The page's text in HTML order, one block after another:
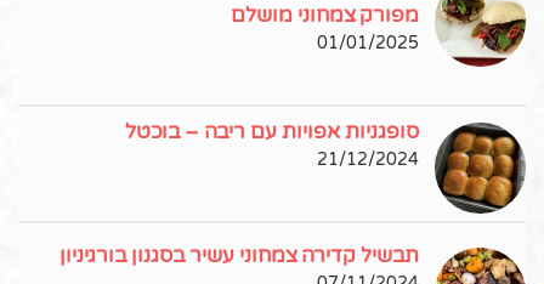
מפורק צמחוני מושלם
01/01/2025
סופגניות אפויות עם ריבה – בוכטל
21/12/2024
תבשיל קדירה צמחוני עשיר בסגנון בורגיניון